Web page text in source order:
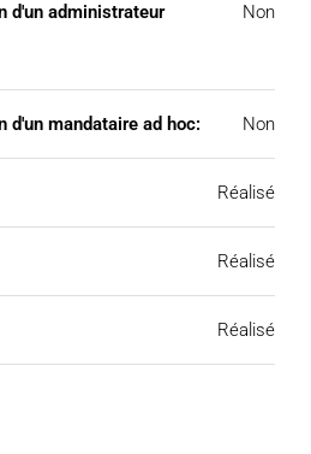
d'un administrateur
Non
d'un mandataire ad hoc: Non
Réalisé
Réalisé
Réalisé